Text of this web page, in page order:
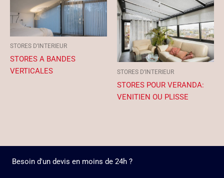
STORES D’INTERIEUR
STORES A BANDES
VERTICALES
STORES D’INTERIEUR
STORES POUR VERANDA:
VENITIEN OU PLISSE
Besoin d'un devis en moins de 24h ?